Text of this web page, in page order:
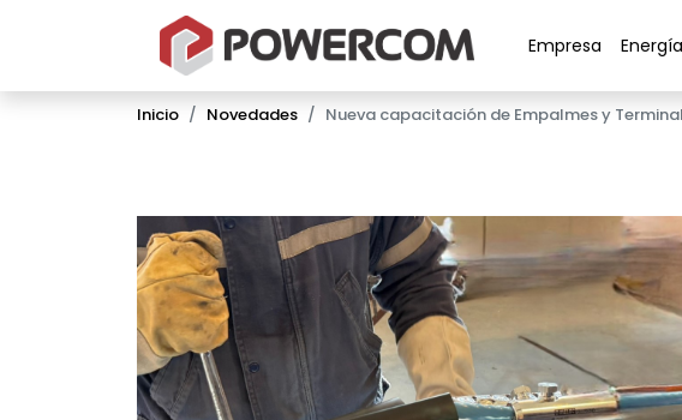
Empresa Energía
Inicio Novedades Nueva capacitación de Empalmes y